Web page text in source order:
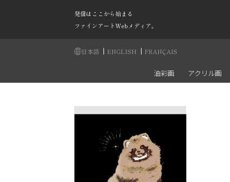
発信はここから始まる
ファインアートWebメディア。
日本語 | ENGLISH | FRANÇAIS
油彩画 アクリル画